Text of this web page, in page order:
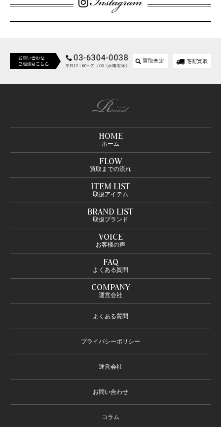
HOME
ホーム
FLOW
買取までの流れ
ITEM LIST
取扱アイテム
BRAND LIST
取扱ブランド
VOICE
お客様の声
FAQ
よくある質問
COMPANY
運営会社
よくある質問
プライバシーポリシー
運営会社
お問い合わせ
コラム